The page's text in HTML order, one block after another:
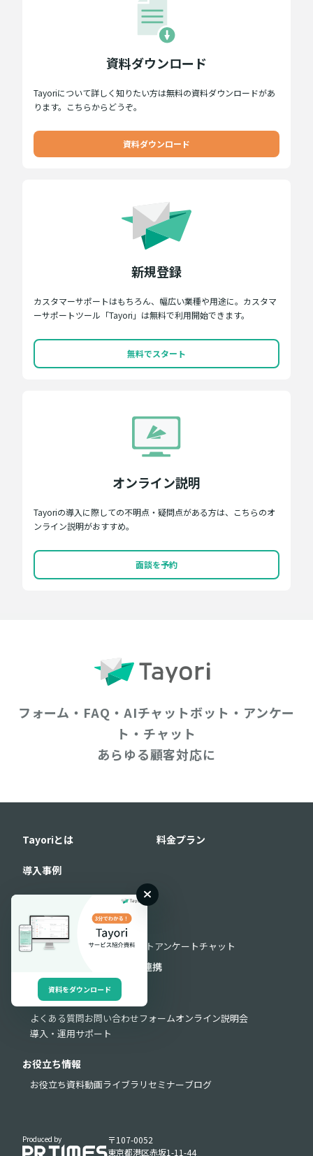
資料ダウンロード
Tayoriについて詳しく知りたい方は無料の資料ダウンロードがあ
ります。こちらからどうぞ。
資料ダウンロード
新規登録
カスタマーサポートはもちろん、幅広い業種や用途に。カスタマ
ーサポートツール「Tayori」は無料で利用開始できます。
無料でスタート
オンライン説明
Tayoriの導入に際しての不明点・疑問点がある方は、こちらのオ
ンライン説明がおすすめ。
面談を予約
フォーム・FAQ・AIチャットボット・アンケー
ト・チャット
あらゆる顧客対応に
Tayoriとは 料金プラン
導入事例
機能一覧
フォームFAQ AIチャットボットアンケートチャット
API連携
サポート
よくある質問お問い合わせフォームオンライン説明会
導入・運用サポート
お役立ち情報
お役立ち資料動画ライブラリ セミナーブログ
Produced by
〒107-0052
東京都港区赤坂1-11-44
資料をダウンロード